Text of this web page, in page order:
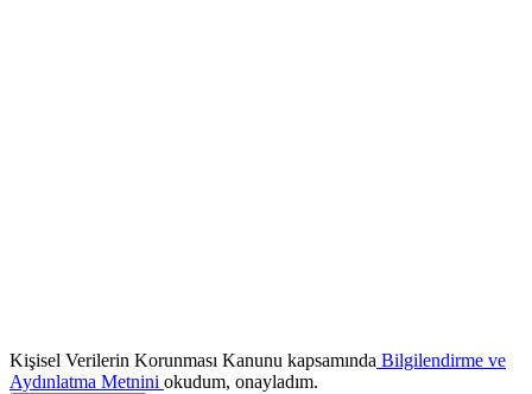
Kişisel Verilerin Korunması Kanunu kapsamında Bilgilendirme ve
Aydınlatma Metnini okudum, onayladım.